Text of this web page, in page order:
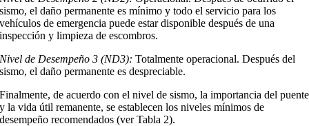
sismo, el daño permanente es mínimo y todo el servicio para los
vehículos de emergencia puede estar disponible después de una
inspección y limpieza de escombros.
Nivel de Desempeño 3 (ND3):Totalmente operacional. Después del
sismo, el daño permanente es despreciable.
Finalmente, de acuerdo con el nivel de sismo, la importancia del puente
y la vida útil remanente, se establecen los niveles mínimos de
desempeño recomendados (ver Tabla 2).